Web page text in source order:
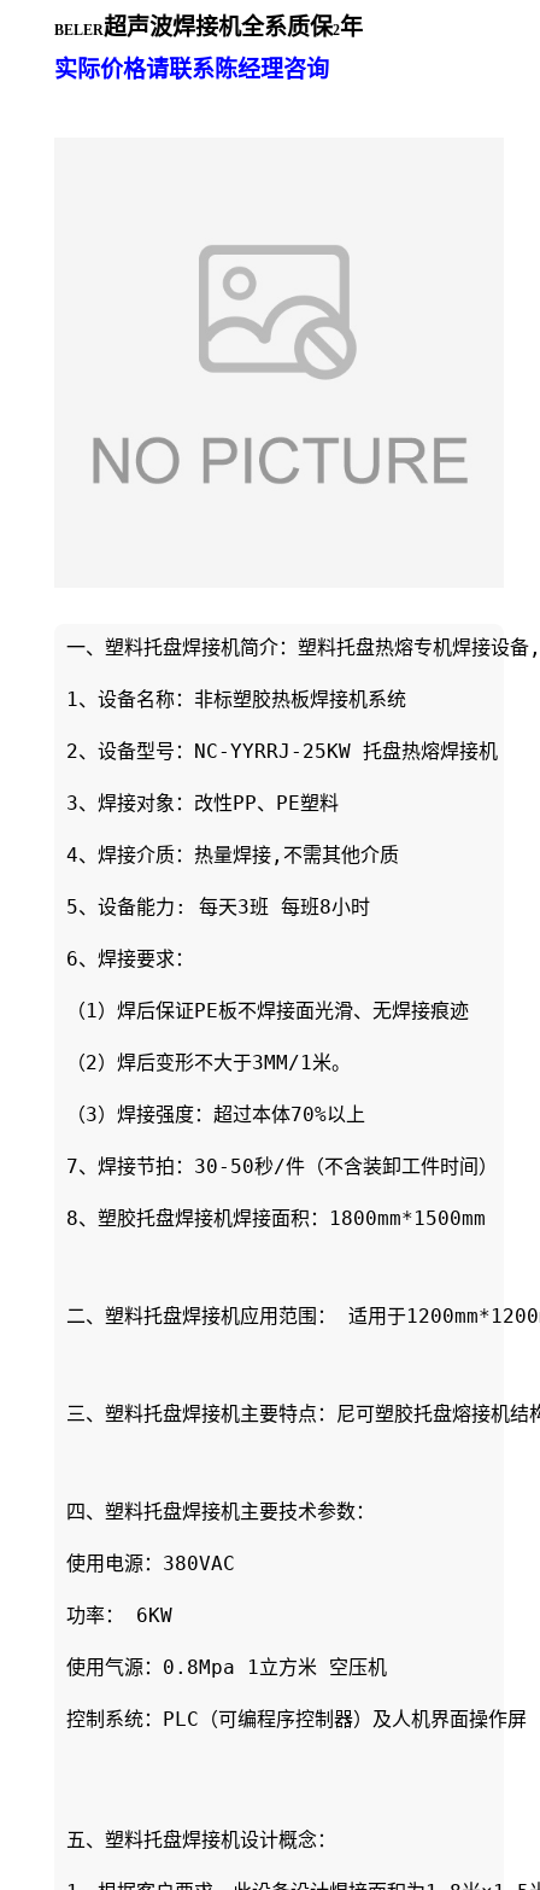
BELER超声波焊接机全系质保2年
实际价格请联系陈经理咨询
一、塑料托盘焊接机简介：塑料托盘热熔专机焊接设
1、设备名称：非标塑胶热板焊接机系统
2、设备型号：NC-YYRRJ-25KW 托盘热熔焊接机
3、焊接对象：改性PP、PE塑料
4、焊接介质：热量焊接,不需其他介质
5、设备能力: 每天3班 每班8小时
6、焊接要求：
（1）焊后保证PE板不焊接面光滑、无焊接痕迹
（2）焊后变形不大于3MM/1米。
（3）焊接强度：超过本体70%以上
7、焊接节拍：30-50秒/件（不含装卸工件时间）
8、塑胶托盘焊接机焊接面积：1800mm*1500mm
二、塑料托盘焊接机应用范围： 适用于
三、塑料托盘焊接机主要特点：尼可塑胶托盘熔接机
四、塑料托盘焊接机主要技术参数：
使用电源：380VAC
功率： 6KW
使用气源：0.8Mpa 1立方米 空压机
控制系统：PLC（可编程序控制器）及人机界面操作屏
五、塑料托盘焊接机设计概念：